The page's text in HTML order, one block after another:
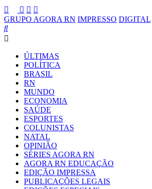
GRUPO AGORA RN IMPRESSO DIGITAL
ÚLTIMAS
POLÍTICA
BRASIL
RN
MUNDO
ECONOMIA
SAÚDE
ESPORTES
COLUNISTAS
NATAL
OPINIÃO
SÉRIES AGORA RN
AGORA RN EDUCAÇÃO
EDIÇÃO IMPRESSA
PUBLICAÇÕES LEGAIS